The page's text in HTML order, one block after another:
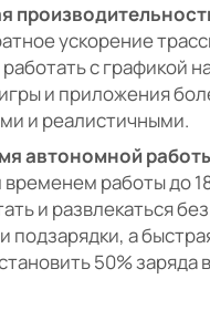
ускорение
с графикой
и приложения
и реалистичными.
автономной
работы до
и развлекаться без
подзарядки, а
50% заряда